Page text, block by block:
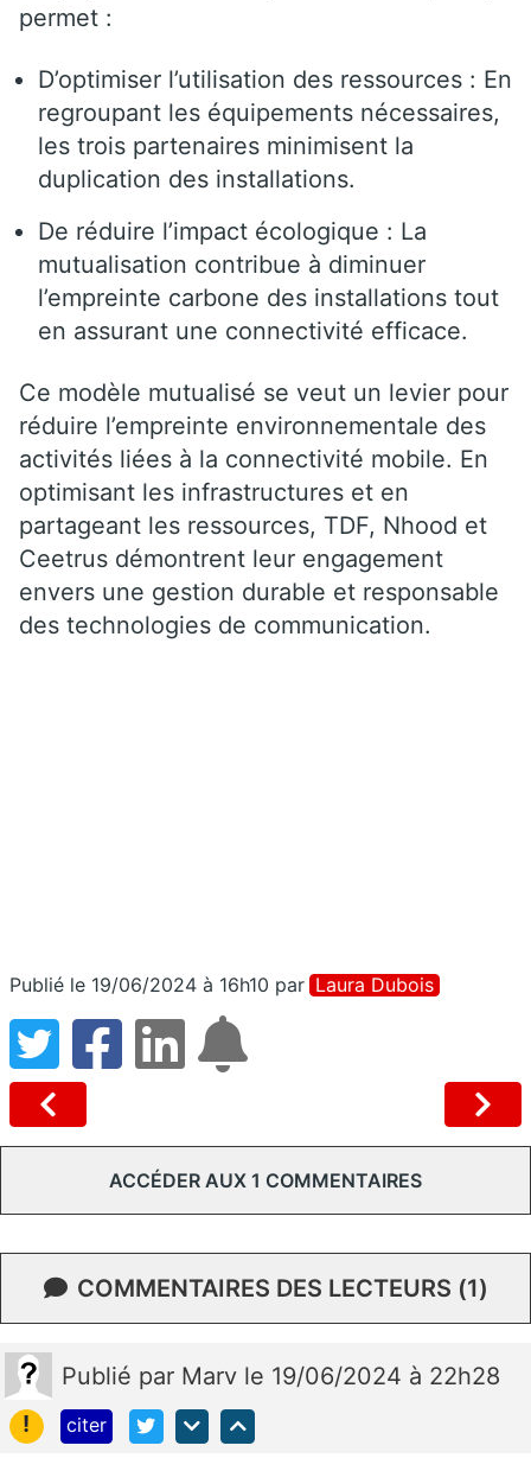
permet :
D’optimiser l’utilisation des ressources : En
regroupant les équipements nécessaires,
les trois partenaires minimisent la
duplication des installations.
De réduire l’impact écologique : La
mutualisation contribue à diminuer
l’empreinte carbone des installations tout
en assurant une connectivité efficace.
Ce modèle mutualisé se veut un levier pour
réduire l’empreinte environnementale des
activités liées à la connectivité mobile. En
optimisant les infrastructures et en
partageant les ressources, TDF, Nhood et
Ceetrus démontrent leur engagement
envers une gestion durable et responsable
des technologies de communication.
Publié le 19/06/2024 à 16h10 par Laura Dubois
ACCÉDER AUX 1 COMMENTAIRES
COMMENTAIRES DES LECTEURS (1)
Publié par Marv le 19/06/2024 à 22h28
!
citer